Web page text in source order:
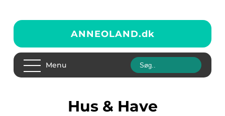
ANNEOLAND.dk
Menu
Hus & Have